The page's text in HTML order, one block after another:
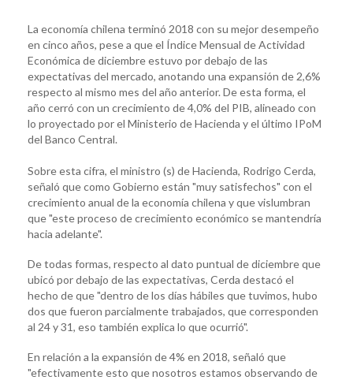
La economía chilena terminó 2018 con su mejor desempeño
en cinco años, pese a que el Índice Mensual de Actividad
Económica de diciembre estuvo por debajo de las
expectativas del mercado, anotando una expansión de 2,6%
respecto al mismo mes del año anterior. De esta forma, el
año cerró con un crecimiento de 4,0% del PIB, alineado con
lo proyectado por el Ministerio de Hacienda y el último IPoM
del Banco Central.
Sobre esta cifra, el ministro (s) de Hacienda, Rodrigo Cerda,
señaló que como Gobierno están "muy satisfechos" con el
crecimiento anual de la economía chilena y que vislumbran
que "este proceso de crecimiento económico se mantendría
hacia adelante".
De todas formas, respecto al dato puntual de diciembre que
ubicó por debajo de las expectativas, Cerda destacó el
hecho de que "dentro de los días hábiles que tuvimos, hubo
dos que fueron parcialmente trabajados, que corresponden
al 24 y 31, eso también explica lo que ocurrió".
En relación a la expansión de 4% en 2018, señaló que
"efectivamente esto que nosotros estamos observando de